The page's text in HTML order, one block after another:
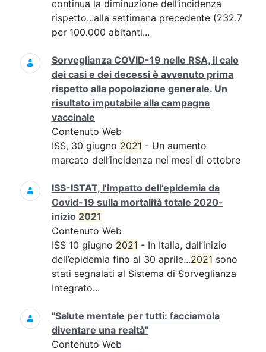
continua la diminuzione dell’incidenza
rispetto...alla settimana precedente (232.7
per 100.000 abitanti...
Sorveglianza COVID-19 nelle RSA, il calo
dei casi e dei decessi è avvenuto prima
rispetto alla popolazione generale. Un
risultato imputabile alla campagna
vaccinale
Contenuto Web
ISS, 30 giugno 2021 - Un aumento
marcato dell’incidenza nei mesi di ottobre
ISS-ISTAT, l’impatto dell’epidemia da
Covid-19 sulla mortalità totale 2020-
inizio 2021
Contenuto Web
ISS 10 giugno 2021 - In Italia, dall’inizio
dell’epidemia fino al 30 aprile...2021 sono
stati segnalati al Sistema di Sorveglianza
Integrato...
"Salute mentale per tutti: facciamola
diventare una realtà"
Contenuto Web